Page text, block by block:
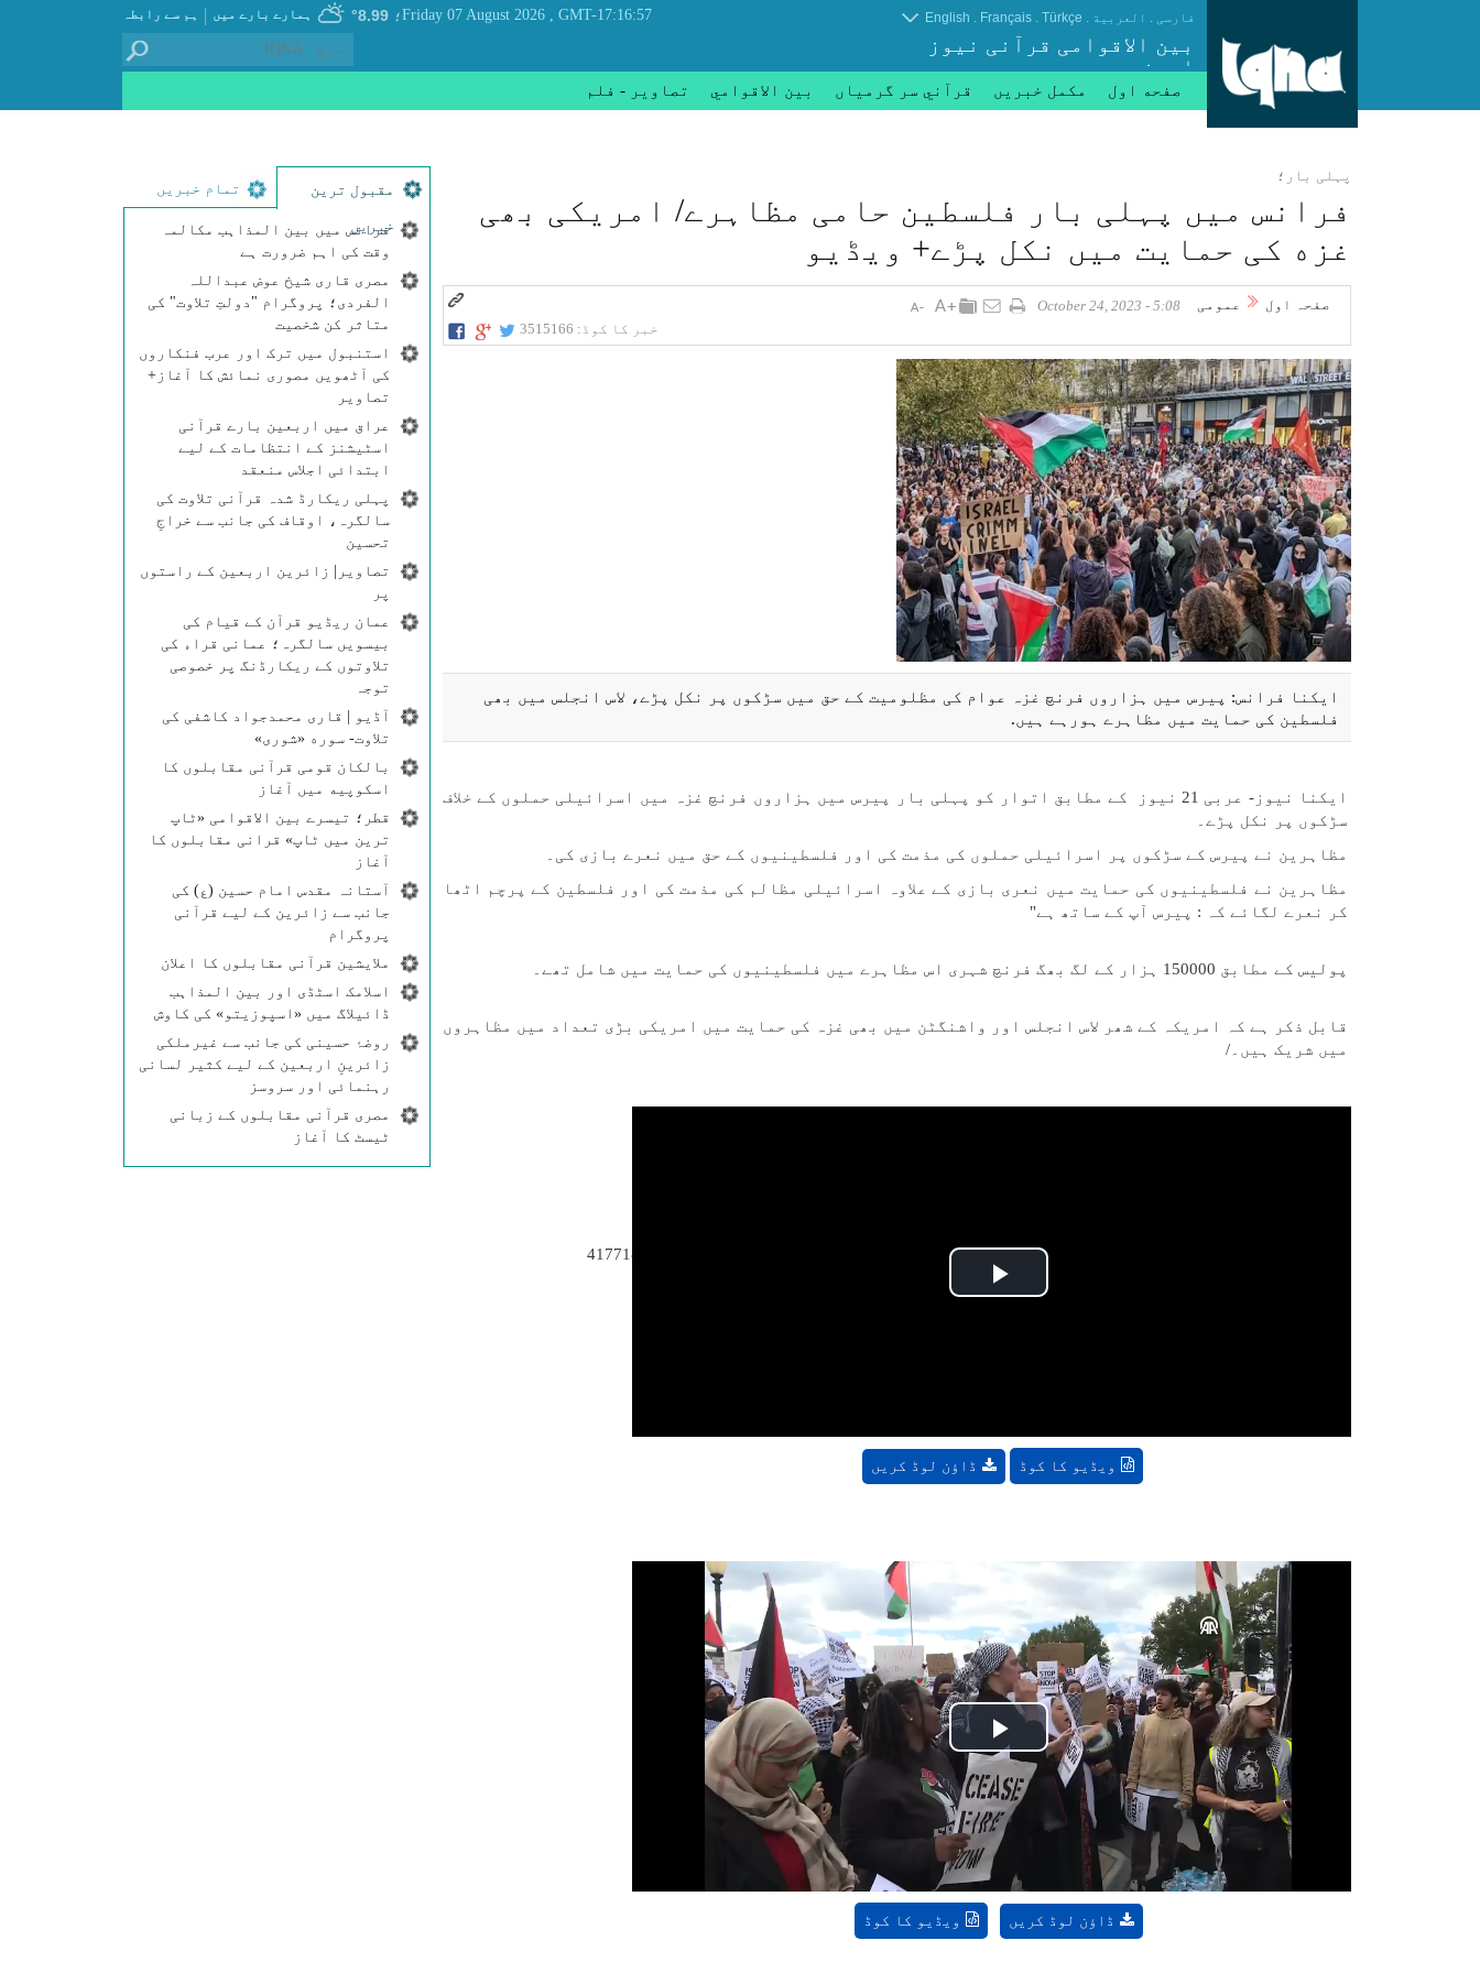
ہم سے رابطہ | ہمارے بارے میں ؛ 8.99° GMT-17:16:57
, Friday 07 August 2026 فارسی . العربیة .
Türkçe
.
Français
.
English
بین الاقوامی قرآنی نیوز
ایجنسی
صفحه اول مکمل خبریں قرآني سر گرمياں بين الاقوامي تصاوير - فلم
مقبول ترین
خبریں
تمام خبریں
فرانس میں بین المذاہب مکالمہ
وقت کی اہم ضرورت ہے
مصری قاری شیخ عوض عبداللہ
الفردی؛ پروگرام "دولتِ تلاوت" کی
متاثر کن شخصیت
استنبول میں ترک اور عرب فنکاروں
کی آٹھویں مصوری نمائش کا آغاز+
تصاویر
عراق میں اربعین بارے قرآنی
اسٹیشنز کے انتظامات کے لیے
ابتدائی اجلاس منعقد
پہلی ریکارڈ شدہ قرآنی تلاوت کی
سالگرہ، اوقاف کی جانب سے خراجِ
تحسین
تصاویر| زائرین اربعین کے راستوں
پر
عمان ریڈیو قرآن کے قیام کی
بیسویں سالگرہ؛ عمانی قراء کی
تلاوتوں کے ریکارڈنگ پر خصوصی
توجہ
آڈیو | قاری محمدجواد کاشفی کی
تلاوت- سوره‌‌ «شوری»
بالکان قومی قرآنی مقابلوں کا
اسکوپیه میں آغاز
قطر؛ تیسرے بین الاقوامی «ٹاپ
ترین میں ٹاپ» قرانی مقابلوں کا
آغاز
آستانہ مقدس امام حسین (ع) کی
جانب سے زائرین کے لیے قرآنی
پروگرام
ملایشین قرآنی مقابلوں کا اعلان
اسلامک اسٹڈی اور بین المذاہب
ڈائیلاگ میں «اسپوزیتو» کی کاوش
روضۂ حسینی کی جانب سے غیرملکی
زائرینِ اربعین کے لیے کثیر لسانی
رہنمائی اور سروسز
مصری قرآنی مقابلوں کے زبانی
ٹیسٹ کا آغاز
پہلی بار؛
فرانس میں پہلی بار فلسطین حامی مظاہرے/ امریکی بھی
غزه کی حمایت میں نکل پڑے+ ویڈیو
صفحہ اول عمومی
5:08 - October 24, 2023
خبر کا کوڈ: 3515166
ایکنا فرانس: پیرس میں ہزاروں فرنچ غزہ عوام کی مظلومیت کے حق میں سڑکوں پر نکل پڑے، لاس انجلس میں بھی
فلسطین کی حمایت میں مظاہرے ہورہے ہیں.
ایکنا نیوز- عربی 21 نیوز کے مطابق اتوار کو پہلی بار پیرس میں ہزاروں فرنچ غزہ میں اسرائیلی حملوں کے خلاف
سڑکوں پر نکل پڑے۔
مظاہرین نے پیرس کے سڑکوں پر اسرائیلی حملوں کی مذمت کی اور فلسطینیوں کے حق میں نعرے بازی کی۔
مظاہرین نے فلسطینیوں کی حمایت میں نعری بازی کے علاوہ اسرائیلی مظالم کی مذمت کی اور فلسطین کے پرچم اٹھا
کر نعرے لگائے کہ : پیرس آپ کے ساتھ ہے"
پولیس کے مطابق 150000 ہزار کے لگ بھگ فرنچ شہری اس مظاہرے میں فلسطینیوں کی حمایت میں شامل تھے۔
قابل ذکر ہے کہ امریکہ کے شھر لاس انجلس اور واشنگٹن میں بھی غزہ کی حمایت میں امریکی بڑی تعداد میں مظاہروں
میں شریک ہیں۔/
Play
ویڈیو کا کوڈ ڈاؤن لوڈ کریں
Play
Video
ویڈیو کا کوڈ ڈاؤن لوڈ کریں
4177188